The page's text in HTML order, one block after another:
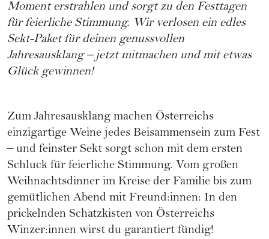
Moment erstrahlen und sorgt zu den Festtagen
für feierliche Stimmung. Wir verlosen ein edles
Sekt-Paket für deinen genussvollen
Jahresausklang – jetzt mitmachen und mit etwas
Glück gewinnen!
Zum Jahresausklang machen Österreichs
einzigartige Weine jedes Beisammensein zum Fest
– und feinster Sekt sorgt schon mit dem ersten
Schluck für feierliche Stimmung. Vom großen
Weihnachtsdinner im Kreise der Familie bis zum
gemütlichen Abend mit Freund:innen: In den
prickelnden Schatzkisten von Österreichs
Winzer:innen wirst du garantiert fündig!